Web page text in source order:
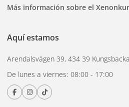
insuficiente de las luces de
¿Multifunción
única?
Más información sobre el
Aquí estamos
Arendalsvägen 39, 434 39 Kungsbacka
De lunes a viernes: 08:00 - 17:00